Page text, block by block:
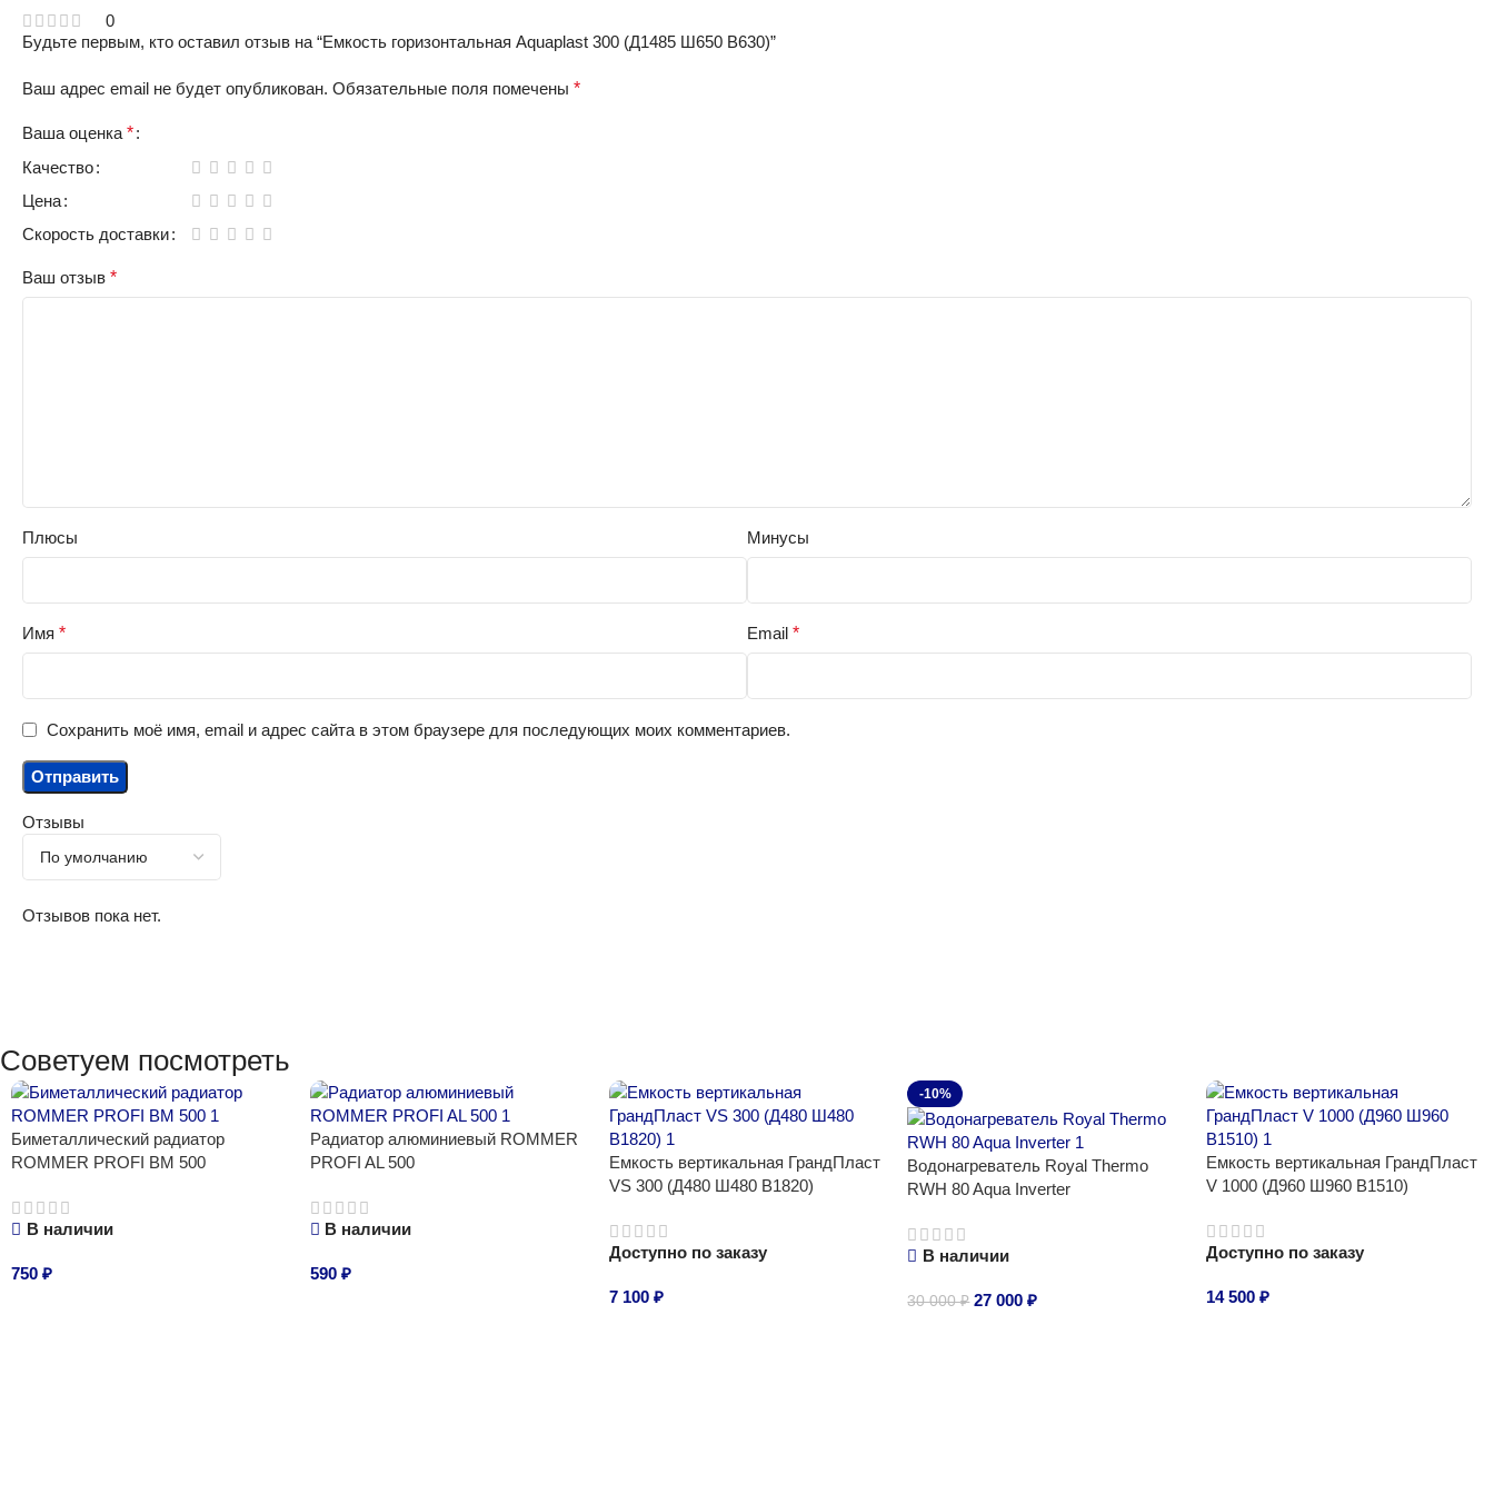
0
Отзывы
Отзывов пока нет.
Будьте первым, кто оставил отзыв на “Емкость горизонтальная Aquaplast 300 (Д1485 Ш650 В630)”
Ваш адрес email не будет опубликован. Обязательные поля помечены *
Ваша оценка *
Качество
Цена
Скорость доставки
Ваш отзыв *
Плюсы Минусы
Имя * Email *
Сохранить моё имя, email и адрес сайта в этом браузере для последующих моих комментариев.
Советуем посмотреть
Биметаллический радиатор
ROMMER PROFI BM 500
В наличии
750 ₽
Радиатор алюминиевый ROMMER
PROFI AL 500
В наличии
590 ₽
Емкость вертикальная ГрандПласт
VS 300 (Д480 Ш480 В1820)
Доступно по заказу
7 100 ₽
-10%
Водонагреватель Royal Thermo
RWH 80 Aqua Inverter
В наличии
30 000₽ 27 000₽
Емкость вертикальная ГрандПласт
V 1000 (Д960 Ш960 В1510)
Доступно по заказу
14 500₽